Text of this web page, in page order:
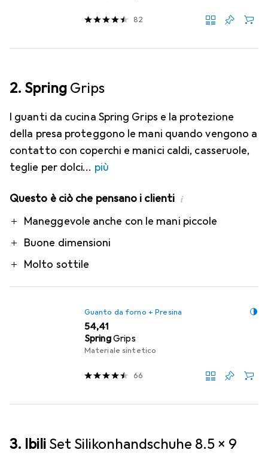
82
2. Spring Grips
I guanti da cucina Spring Grips e la protezione
della presa proteggono le mani quando vengono a
contatto con coperchi e manici caldi, casseruole,
teglie per dolci
più
Questo è ciò che pensano i clienti i
ProManeggevole anche con le mani piccole
Buone dimensioni
Molto sottile
Guanto da forno + Presina
EUR
54,41
SpringGrips
Materiale sintetico
66
3. Ibili Set Silikonhandschuhe 8.5 x 9